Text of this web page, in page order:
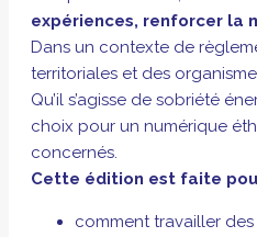
expériences, renforcer la
Dans un contexte de
territoriales et des
Qu’il s’agisse de sobriété
choix pour un numérique
concernés.
Cette édition est faite
comment travailler